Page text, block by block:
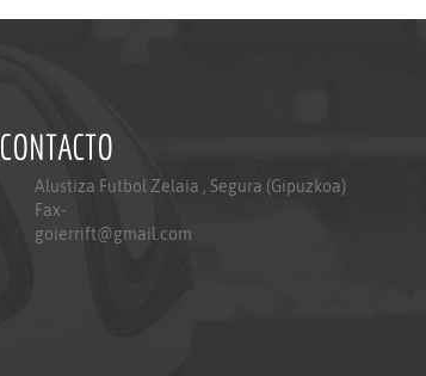
CONTACTO
Alustiza Futbol Zelaia , Segura (Gipuzkoa)
Fax-
goierrift@gmail.com